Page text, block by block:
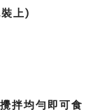
上)
拌均勻即可食